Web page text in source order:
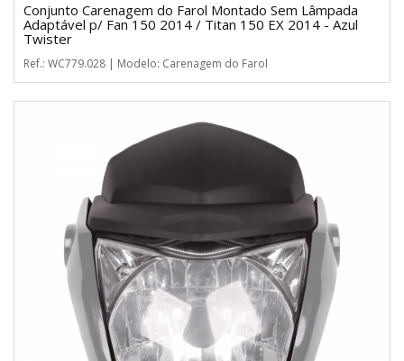
Conjunto Carenagem do Farol Montado Sem Lâmpada
Adaptável p/ Fan 150 2014 / Titan 150 EX 2014 - Azul
Twister
Ref.: WC779.028 | Modelo: Carenagem do Farol